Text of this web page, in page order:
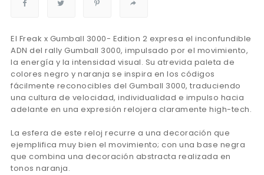
El Freak x Gumball 3000- Edition 2 expresa el inconfundible
ADN del rally Gumball 3000, impulsado por el movimiento,
la energía y la intensidad visual. Su atrevida paleta de
colores negro y naranja se inspira en los códigos
fácilmente reconocibles del Gumball 3000, traduciendo
una cultura de velocidad, individualidad e impulso hacia
adelante en una expresión relojera claramente high-tech.
La esfera de este reloj recurre a una decoración que
ejemplifica muy bien el movimiento; con una base negra
que combina una decoración abstracta realizada en
tonos naranja.